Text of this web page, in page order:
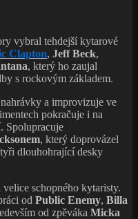
vybral tehdejší kytarové
Clapton, Jeff Beck,
, který ho zaujal
s rockovým základem.
a improvizuje ve
pokračuje i na
Spolupracuje
, který doprovázel
dlouhohrající desky
schopného kytaristy.
od Public Enemy, Billa
od zpěváka Micka